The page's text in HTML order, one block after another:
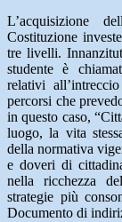
L’acquisizione
Costituzione
tre livelli.
studente è
relativi
percorsi che
in questo caso,
luogo, la vita
della normativa
e doveri di
nella ricchezza
strategie più
Documento di